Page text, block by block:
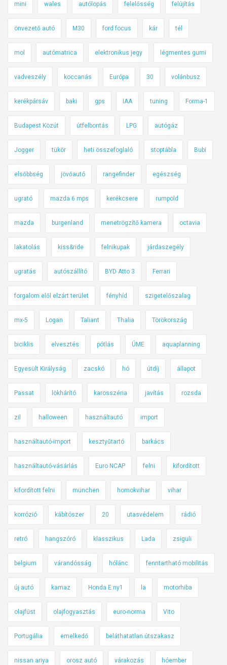
mini wales autólopás felelősség felújítás
önvezető autó M30 ford focus kár tél
mol autómatrica elektronikus jegy légmentes gumi
vadveszély koccanás Európa 30 volánbusz
kerékpársáv baki gps IAA tuning Forma-1
Budapest Közút útfelbontás LPG autógáz
Jogger tükör heti összefoglaló stoptábla Bubi
elsőbbség jövőautó rangefinder egészség
ugrató mazda 6 mps kerékcsere rumpold
mazda burgenland menetrögzítő kamera octavia
lakatolás kiss&ride felnikupak járdaszegély
ugratás autószállító BYD Atto 3 Ferrari
forgalom elől elzárt terület fényhíd szigetelőszalag
mx-5 Logan Taliant Thalia Törökország
biciklis elvesztés pótlás ÚME aquaplanning
Egyesült Királyság zacskó hó útdíj állapot
Passat lökhárító karosszéria javítás rozsda
zil halloween használtautó import
használtautó-import kesztyűtartó barkács
használtautó-vásárlás Euro NCAP felni kifordított
kifordított felni münchen homokvihar vihar
korrózió kábítószer 20 utasvédelem rádió
retró hangszóró klasszikus Lada zsiguli
belgium várandósság hólánc fenntartható mobilitás
új autó kamaz Honda E:ny1 la motorhiba
olajfüst olajfogyasztás euro-norma Vito
Portugália emelkedő beláthatatlan útszakasz
nissan ariya orosz autó várakozás hóember